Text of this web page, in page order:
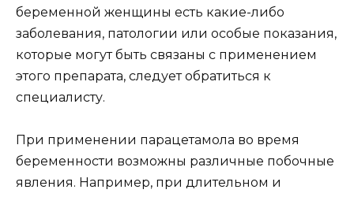
беременной женщины есть какие-либо
заболевания, патологии или особые показания,
которые могут быть связаны с применением
этого препарата, следует обратиться к
специалисту.
При применении парацетамола во время
беременности возможны различные побочные
явления. Например, при длительном и